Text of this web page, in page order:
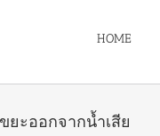
HOME
ะออกจากน้ำเสีย